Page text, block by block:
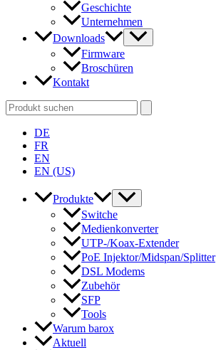
Geschichte
Unternehmen
Downloads
Firmware
Broschüren
Kontakt
Search
for:
DE
FR
EN
EN (US)
Produkte
Switche
Medienkonverter
UTP-/Koax-Extender
PoE Injektor/Midspan/Splitter
DSL Modems
Zubehör
SFP
Tools
Warum barox
Aktuell